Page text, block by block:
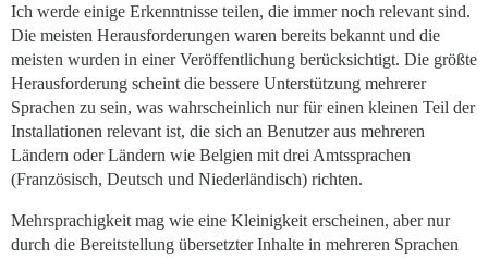
Ich werde einige Erkenntnisse teilen, die immer noch relevant sind.
Die meisten Herausforderungen waren bereits bekannt und die
meisten wurden in einer Veröffentlichung berücksichtigt. Die größte
Herausforderung scheint die bessere Unterstützung mehrerer
Sprachen zu sein, was wahrscheinlich nur für einen kleinen Teil der
Installationen relevant ist, die sich an Benutzer aus mehreren
Ländern oder Ländern wie Belgien mit drei Amtssprachen
(Französisch, Deutsch und Niederländisch) richten.
Mehrsprachigkeit mag wie eine Kleinigkeit erscheinen, aber nur
durch die Bereitstellung übersetzter Inhalte in mehreren Sprachen